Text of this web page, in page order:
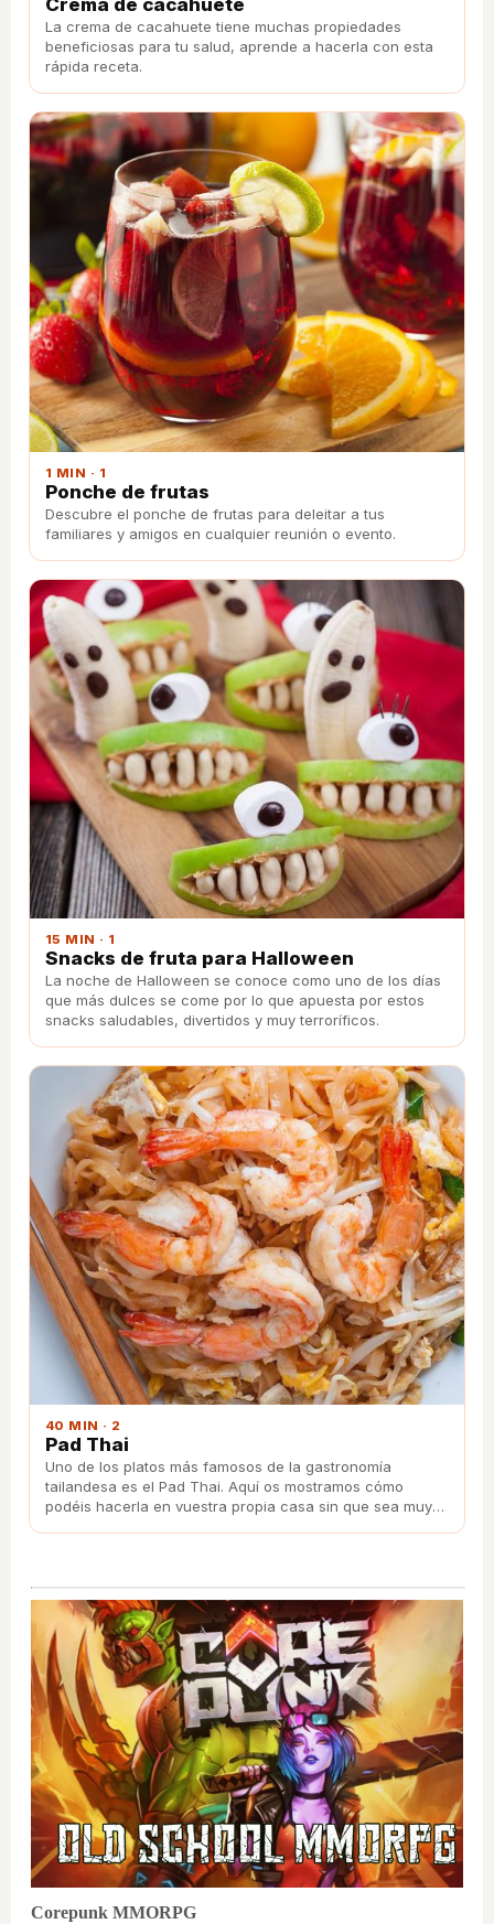
Crema de cacahuete
La crema de cacahuete tiene muchas propiedades
beneficiosas para tu salud, aprende a hacerla con esta
rápida receta.
1 MIN · 1
Ponche de frutas
Descubre el ponche de frutas para deleitar a tus
familiares y amigos en cualquier reunión o evento.
15 MIN · 1
Snacks de fruta para Halloween
La noche de Halloween se conoce como uno de los días
que más dulces se come por lo que apuesta por estos
snacks saludables, divertidos y muy terroríficos.
40 MIN · 2
Pad Thai
Uno de los platos más famosos de la gastronomía
tailandesa es el Pad Thai. Aquí os mostramos cómo
podéis hacerla en vuestra propia casa sin que sea muy
Corepunk MMORPG